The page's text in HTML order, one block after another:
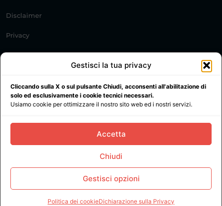
Gestisci la tua privacy
Cliccando sulla X o sul pulsante Chiudi, acconsenti all'abilitazione di
solo ed esclusivamente i cookie tecnici necessari.
Usiamo cookie per ottimizzare il nostro sito web ed i nostri servizi.
Accetta
Chiudi
Gestisci opzioni
Politica dei cookieDichiarazione sulla Privacy
Disclaimer
Privacy
Cookie Policy